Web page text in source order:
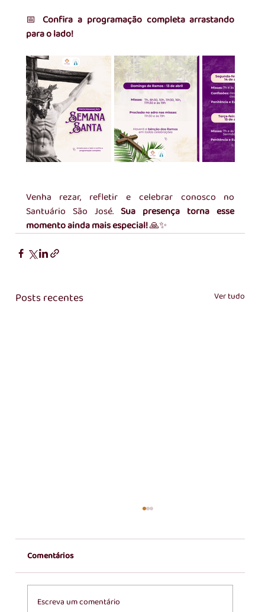
📅 Confira a programação completa arrastando
para o lado!
Venha rezar, refletir e celebrar conosco no
Santuário São José. Sua presença torna esse
momento ainda mais especial! 🙏✨
Posts recentes Ver tudo
Comentários
Escreva um comentário